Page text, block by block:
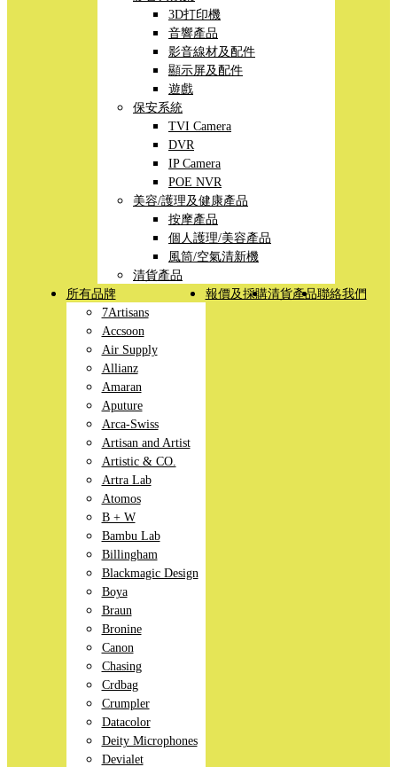
3D打印機
音響產品
影音線材及配件
顯示屏及配件
遊戲
保安系統
TVI Camera
DVR
IP Camera
POE NVR
美容/護理及健康產品
按摩產品
個人護理/美容產品
風筒/空氣清新機
清貨產品
所有品牌
7Artisans
Accsoon
Air Supply
Allianz
Amaran
Aputure
Arca-Swiss
Artisan and Artist
Artistic & CO.
Artra Lab
Atomos
B + W
Bambu Lab
Billingham
Blackmagic Design
Boya
Braun
Bronine
Canon
Chasing
Crdbag
Crumpler
Datacolor
Deity Microphones
Devialet
報價及採購清貨產品聯絡我們